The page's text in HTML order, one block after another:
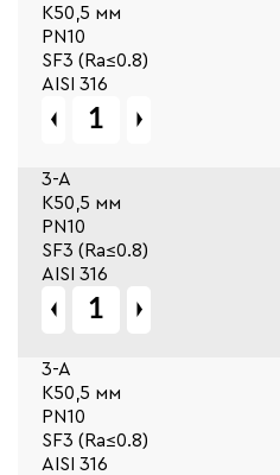
К50,5 мм
PN10
SF3 (Ra≤0.8)
AISI 316
3-A
К50,5 мм
PN10
SF3 (Ra≤0.8)
AISI 316
3-A
К50,5 мм
PN10
SF3 (Ra≤0.8)
AISI 316